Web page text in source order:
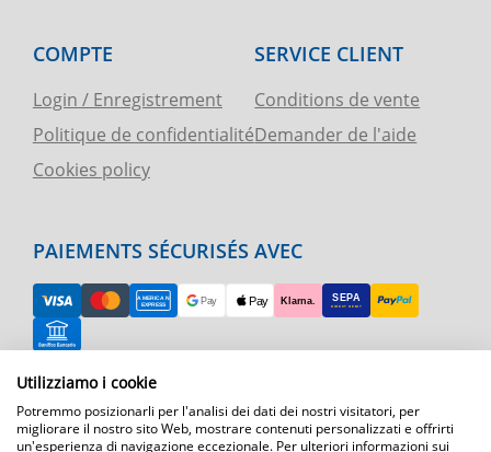
COMPTE
Login / Enregistrement
Politique de confidentialité
Cookies policy
SERVICE CLIENT
Conditions de vente
Demander de l'aide
PAIEMENTS SÉCURISÉS AVEC
RETOUR FACILE
ASSISTANCE TÉLÉPHONIQUE ET CARTE
Utilizziamo i cookie
Potremmo posizionarli per l'analisi dei dati dei nostri visitatori, per
migliorare il nostro sito Web, mostrare contenuti personalizzati e offrirti
un'esperienza di navigazione eccezionale. Per ulteriori informazioni sui